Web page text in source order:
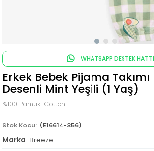
WHATSAPP DESTEK HATTI
Erkek Bebek Pijama Takımı
Desenli Mint Yeşili (1 Yaş)
%100 Pamuk-Cotton
(E16614-356)
Marka : Breeze